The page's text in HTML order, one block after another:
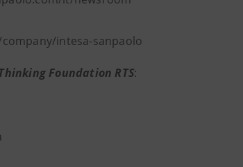
intesa-sanpaolo
Foundation RTS: